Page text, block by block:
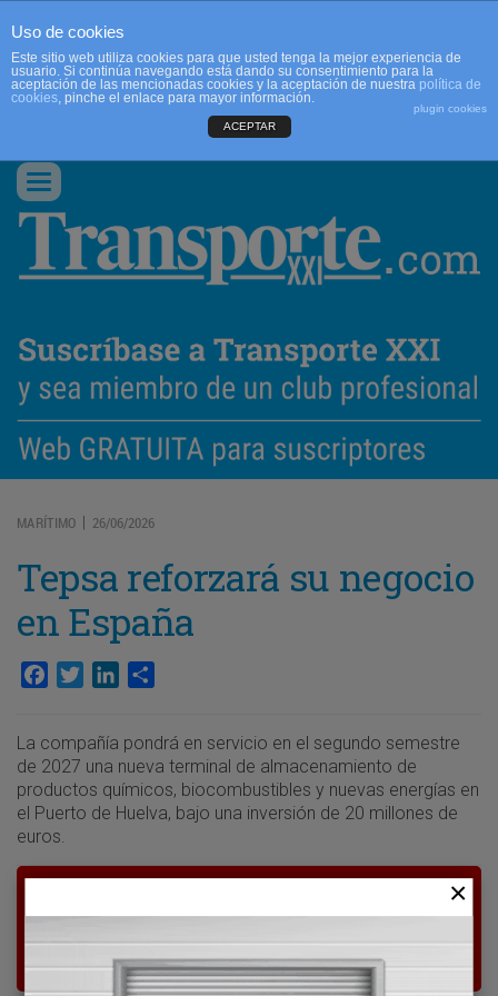
CONTACTO
Conmutar
navegación
MARÍTIMO | 26/06/2026
Tepsa reforzará su negocio
en España
Facebook
TwitterLinkedIn
La compañía pondrá en servicio en el segundo semestre
de 2027 una nueva terminal de almacenamiento de
productos químicos, biocombustibles y nuevas energías en
el Puerto de Huelva, bajo una inversión de 20 millones de
euros.
Para poder seguir leyendo hay que estar
del transporte y la logística en España.
Uso de cookies
Este sitio web utiliza cookies para que usted tenga la mejor experiencia de
usuario. Si continúa navegando está dando su consentimiento para la
aceptación de las mencionadas cookies y la aceptación de nuestra política de
cookies, pinche el enlace para mayor información.
plugin cookies
ACEPTAR